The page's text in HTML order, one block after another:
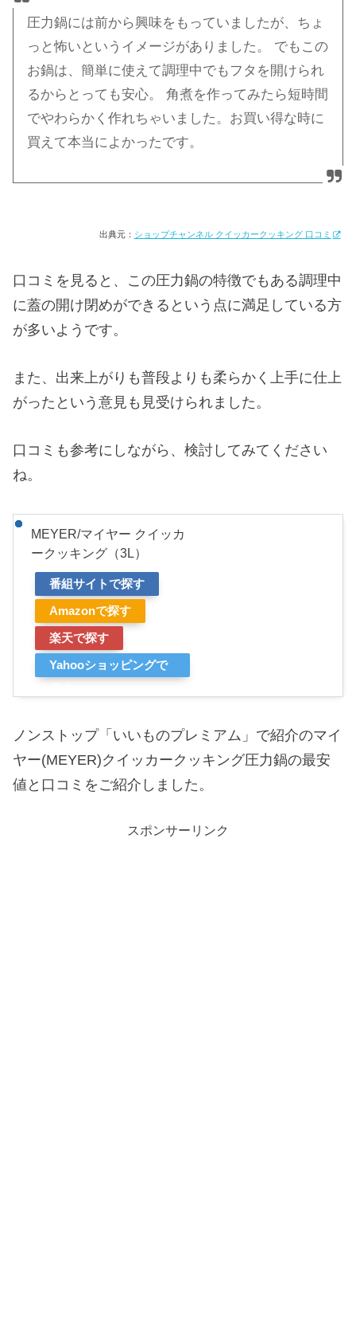
圧力鍋には前から興味をもっていましたが、ちょ
っと怖いというイメージがありました。 でもこの
お鍋は、簡単に使えて調理中でもフタを開けられ
るからとっても安心。 角煮を作ってみたら短時間
でやわらかく作れちゃいました。お買い得な時に
買えて本当によかったです。
出典元： ショップチャンネル クイッカークッキング 口コミ
口コミを見ると、この圧力鍋の特徴でもある調理中
に蓋の開け閉めができるという点に満足している方
が多いようです。
また、出来上がりも普段よりも柔らかく上手に仕上
がったという意見も見受けられました。
口コミも参考にしながら、検討してみてください
ね。
MEYER/マイヤー クイッカ
ークッキング（3L）
番組サイトで探す
Amazonで探す
楽天で探す
Yahooショッピングで
ノンストップ「いいものプレミアム」で紹介のマイ
ヤー(MEYER)クイッカークッキング圧力鍋の最安
値と口コミをご紹介しました。
スポンサーリンク